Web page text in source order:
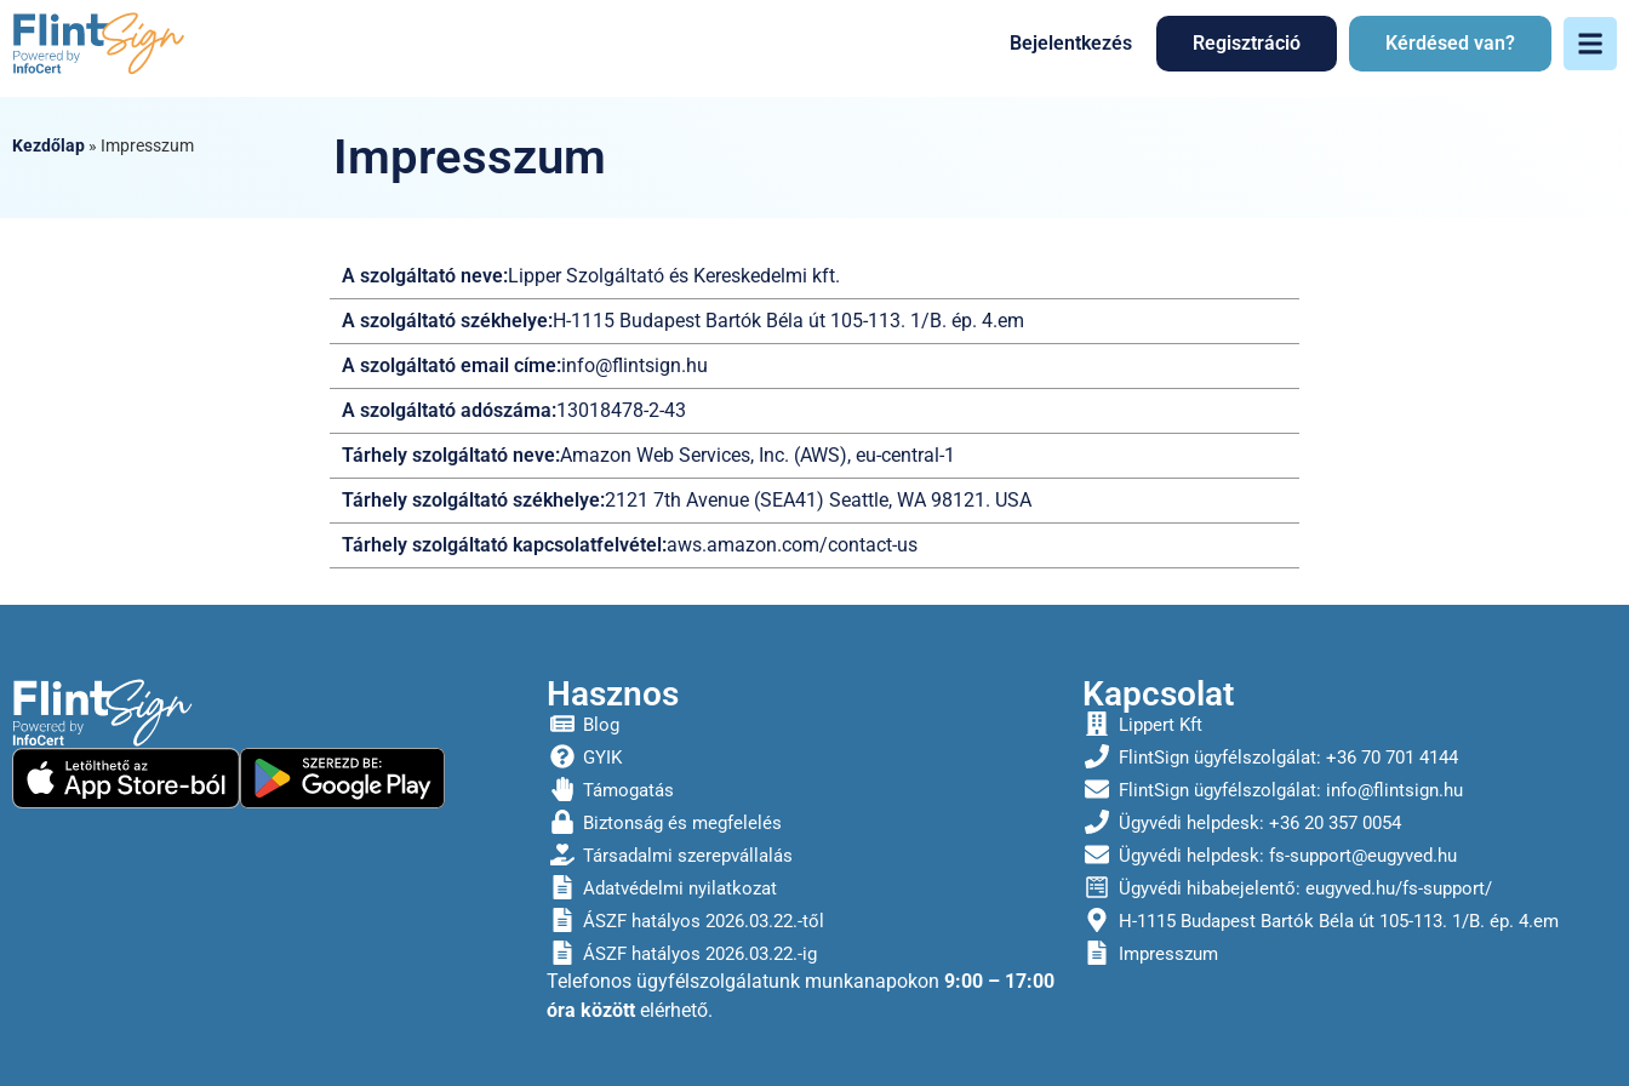
Bejelentkezés Regisztráció Kérdésed van?
Kezdőlap » Impresszum Impresszum
A szolgáltató neve:Lipper Szolgáltató és Kereskedelmi kft.
A szolgáltató székhelye:H-1115 Budapest Bartók Béla út 105-113. 1/B. ép. 4.em
A szolgáltató email címe:info@flintsign.hu
A szolgáltató adószáma:13018478-2-43
Tárhely szolgáltató neve:Amazon Web Services, Inc. (AWS), eu-central-1
Tárhely szolgáltató székhelye:2121 7th Avenue (SEA41) Seattle, WA 98121. USA
Tárhely szolgáltató kapcsolatfelvétel:aws.amazon.com/contact-us
Hasznos
Blog
GYIK
Támogatás
Biztonság és megfelelés
Társadalmi szerepvállalás
Adatvédelmi nyilatkozat
ÁSZF hatályos 2026.03.22.-től
ÁSZF hatályos 2026.03.22.-ig
Telefonos ügyfélszolgálatunk munkanapokon9:00 – 17:00
óra között elérhető.
Kapcsolat
Lippert Kft
FlintSign ügyfélszolgálat: +36 70 701 4144
FlintSign ügyfélszolgálat: info@flintsign.hu
Ügyvédi helpdesk: +36 20 357 0054
Ügyvédi helpdesk: fs-support@eugyved.hu
Ügyvédi hibabejelentő: eugyved.hu/fs-support/
H-1115 Budapest Bartók Béla út 105-113. 1/B. ép. 4.em
Impresszum